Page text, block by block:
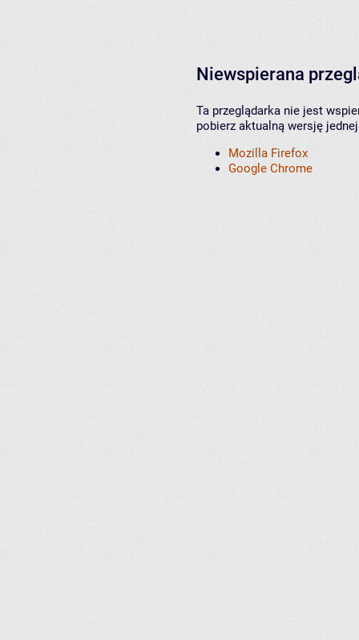
Niewspierana
Ta przeglądarka nie jest
pobierz aktualną wersję
Mozilla Firefox
Google Chrome